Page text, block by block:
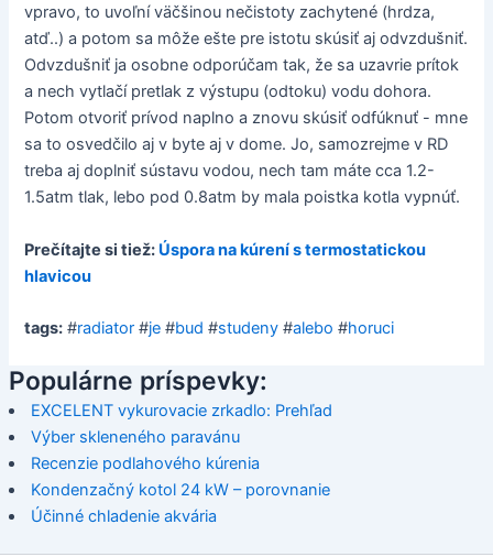
vpravo, to uvoľní väčšinou nečistoty zachytené (hrdza,
atď..) a potom sa môže ešte pre istotu skúsiť aj odvzdušniť.
Odvzdušniť ja osobne odporúčam tak, že sa uzavrie prítok
a nech vytlačí pretlak z výstupu (odtoku) vodu dohora.
Potom otvoriť prívod naplno a znovu skúsiť odfúknuť - mne
sa to osvedčilo aj v byte aj v dome. Jo, samozrejme v RD
treba aj doplniť sústavu vodou, nech tam máte cca 1.2-
1.5atm tlak, lebo pod 0.8atm by mala poistka kotla vypnúť.
Prečítajte si tiež: Úspora na kúrení s termostatickou
hlavicou
tags: #radiator #je #bud #studeny #alebo #horuci
Populárne príspevky:
EXCELENT vykurovacie zrkadlo: Prehľad
Výber skleneného paravánu
Recenzie podlahového kúrenia
Kondenzačný kotol 24 kW – porovnanie
Účinné chladenie akvária